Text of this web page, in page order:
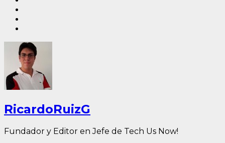
RicardoRuizG
Fundador y Editor en Jefe de Tech Us Now!